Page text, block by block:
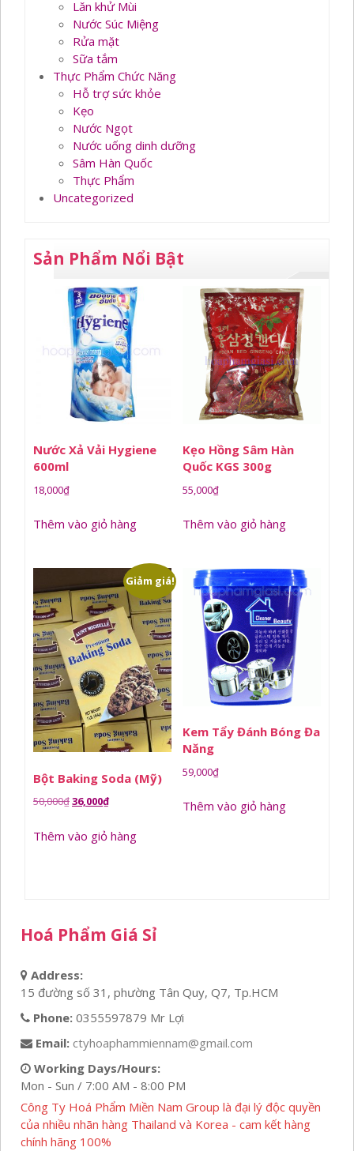
Lăn khử Mùi
Nước Súc Miệng
Rửa mặt
Sữa tắm
Thực Phẩm Chức Năng
Hỗ trợ sức khỏe
Kẹo
Nước Ngọt
Nước uống dinh dưỡng
Sâm Hàn Quốc
Thực Phẩm
Uncategorized
Sản Phẩm Nổi Bật
Nước Xả Vải Hygiene
600ml
18,000₫
Thêm vào giỏ hàng
Kẹo Hồng Sâm Hàn
Quốc KGS 300g
55,000₫
Thêm vào giỏ hàng
Giảm giá!
Bột Baking Soda (Mỹ)
50,000₫Giá
là:
36,000₫Giá
tại
Thêm vào giỏ hàng
Kem Tẩy Đánh Bóng Đa
Năng
59,000₫
Thêm vào giỏ hàng
Hoá Phẩm Giá Sỉ
Address:
15 đường số 31, phường Tân Quy, Q7, Tp.HCM
Phone: 0355597879 Mr Lợi
Email: ctyhoaphammiennam@gmail.com
Working Days/Hours:
Mon - Sun / 7:00 AM - 8:00 PM
Công Ty Hoá Phẩm Miền Nam Group là đại lý độc quyền
của nhiều nhãn hàng Thailand và Korea - cam kết hàng
chính hãng 100%